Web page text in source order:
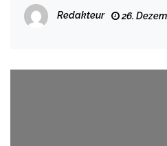
Redakteur 26.